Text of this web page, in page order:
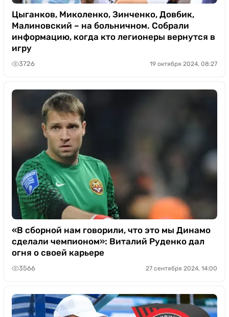
Цыганков, Миколенко, Зинченко, Довбик,
Малиновский – на больничном. Собрали
информацию, когда кто легионеры вернутся в
игру
3726 19 октября 2024, 08:27
«В сборной нам говорили, что это мы Динамо
сделали чемпионом»: Виталий Руденко дал
огня о своей карьере
3566 27 сентября 2024, 14:00